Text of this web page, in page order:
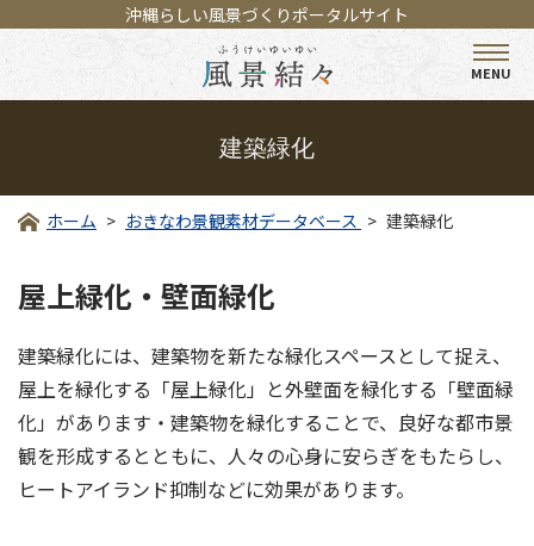
沖縄らしい風景づくりポータルサイト
MENU
建築緑化
ホーム おきなわ景観素材データベース 建築緑化
屋上緑化・壁面緑化
建築緑化には、建築物を新たな緑化スペースとして捉え、
屋上を緑化する「屋上緑化」と外壁面を緑化する「壁面緑
化」があります・建築物を緑化することで、良好な都市景
観を形成するとともに、人々の心身に安らぎをもたらし、
ヒートアイランド抑制などに効果があります。